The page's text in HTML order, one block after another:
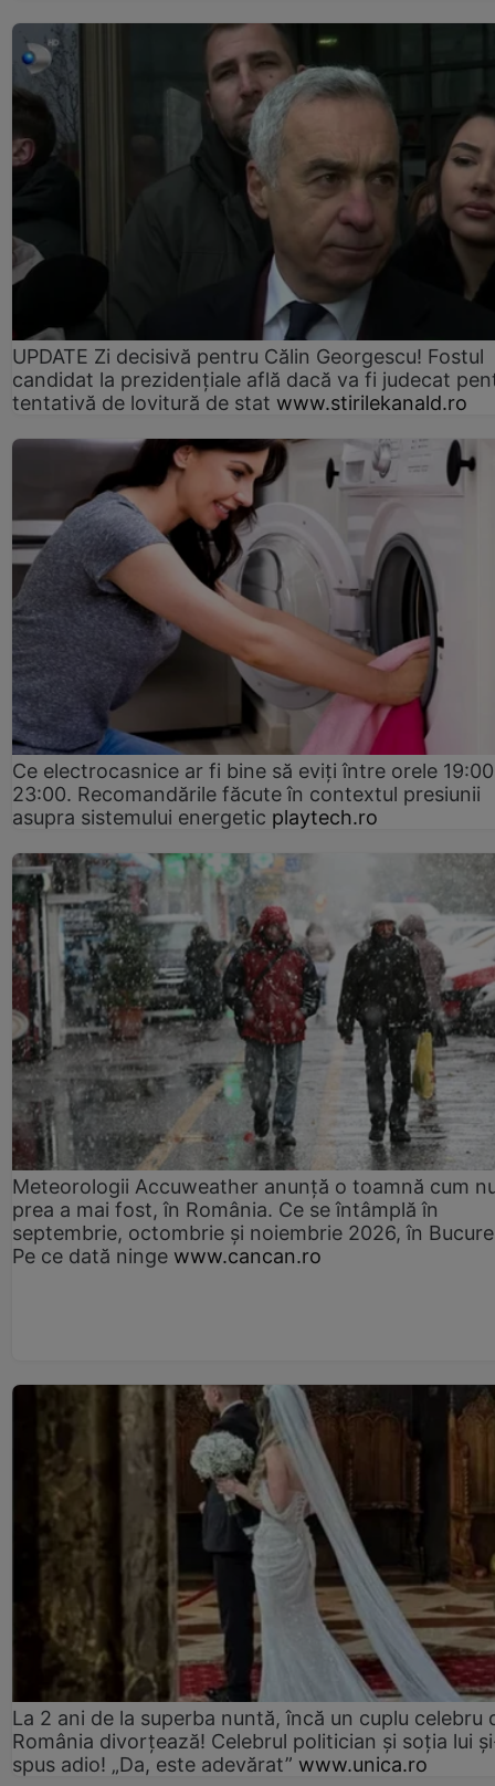
UPDATE Zi decisivă pentru Călin Georgescu! Fostul
candidat la prezidențiale află dacă va fi judecat
tentativă de lovitură de stat www.stirilekanald.ro
Ce electrocasnice ar fi bine să eviți între orele
23:00. Recomandările făcute în contextul presiunii
asupra sistemului energetic playtech.ro
Meteorologii Accuweather anunță o toamnă cum
prea a mai fost, în România. Ce se întâmplă în
septembrie, octombrie și noiembrie 2026, în
Pe ce dată ninge www.cancan.ro
La 2 ani de la superba nuntă, încă un cuplu celebru
România divorțează! Celebrul politician și soția lui
spus adio! „Da, este adevărat” www.unica.ro